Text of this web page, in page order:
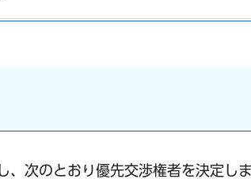
、次のとおり優先交渉権者を決定しま